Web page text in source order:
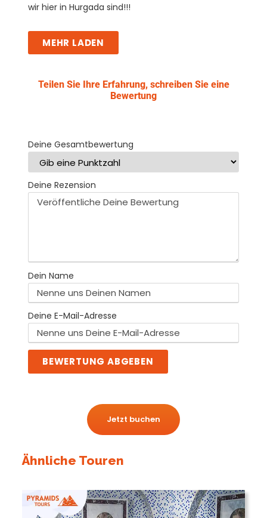
wir hier in Hurgada sind!!!
MEHR LADEN
Teilen Sie Ihre Erfahrung, schreiben Sie eine
Bewertung
Deine Gesamtbewertung
Deine Rezension
Dein Name
Deine E-Mail-Adresse
BEWERTUNG ABGEBEN
Jetzt buchen
Ähnliche Touren